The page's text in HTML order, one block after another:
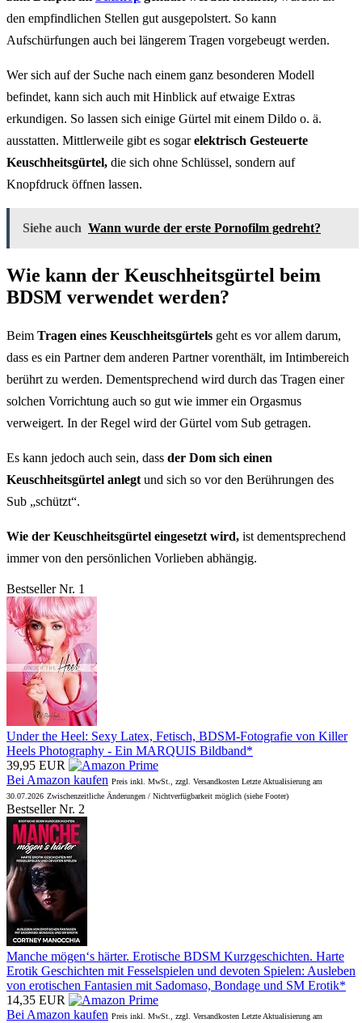
den empfindlichen Stellen gut ausgepolstert. So kann
Aufschürfungen auch bei längerem Tragen vorgebeugt werden.
Wer sich auf der Suche nach einem ganz besonderen Modell
befindet, kann sich auch mit Hinblick auf etwaige Extras
erkundigen. So lassen sich einige Gürtel mit einem Dildo o. ä.
ausstatten. Mittlerweile gibt es sogarelektrisch Gesteuerte
Keuschheitsgürtel, die sich ohne Schlüssel, sondern auf
Knopfdruck öffnen lassen.
Siehe auch Wann wurde der erste Pornofilm gedreht?
Wie kann der Keuschheitsgürtel beim
BDSM verwendet werden?
Beim Tragen eines Keuschheitsgürtels geht es vor allem darum,
dass es ein Partner dem anderen Partner vorenthält, im Intimbereich
berührt zu werden. Dementsprechend wird durch das Tragen einer
solchen Vorrichtung auch so gut wie immer ein Orgasmus
verweigert. In der Regel wird der Gürtel vom Sub getragen.
Es kann jedoch auch sein, dass der Dom sich einen
Keuschheitsgürtel anlegt und sich so vor den Berührungen des
Sub „schützt“.
Wie der Keuschheitsgürtel eingesetzt wird, ist dementsprechend
immer von den persönlichen Vorlieben abhängig.
Bestseller Nr. 1
Under the Heel: Sexy Latex, Fetisch, BDSM-Fotografie von Killer
Heels Photography - Ein MARQUIS Bildband*
39,95 EUR
Bei Amazon kaufen Preis inkl. MwSt., zzgl. Versandkosten Letzte Aktualisierung am
30.07.2026 Zwischenzeitliche Änderungen / Nichtverfügbarkeit möglich (siehe Footer)
Bestseller Nr. 2
Manche mögen‘s härter. Erotische BDSM Kurzgeschichten. Harte
Erotik Geschichten mit Fesselspielen und devoten Spielen: Ausleben
von erotischen Fantasien mit Sadomaso, Bondage und SM Erotik*
14,35 EUR
Bei Amazon kaufen Preis inkl. MwSt., zzgl. Versandkosten Letzte Aktualisierung am